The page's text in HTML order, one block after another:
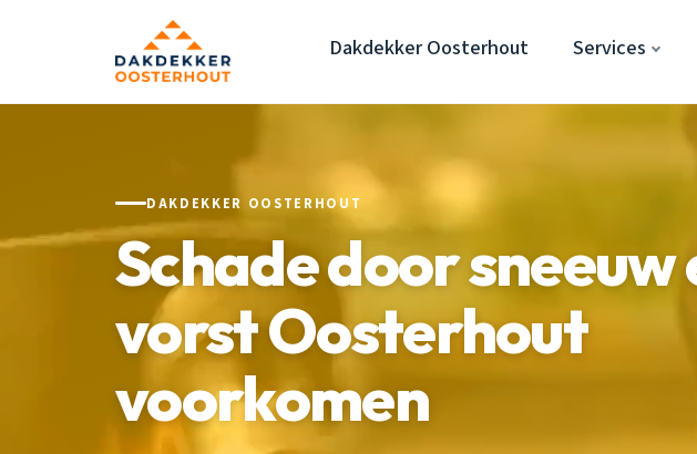
Dakdekker Oosterhout Services
DAKDEKKER OOSTERHOUT
Schade door sneeuw
vorst Oosterhout
voorkomen